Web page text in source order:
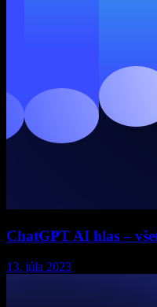
ChatGPT AI hlas –
13. júla 2023